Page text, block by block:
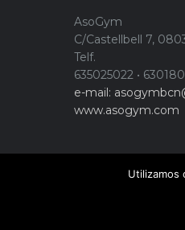
AsoGym
C/Castellbell 7,
Telf.
635025022 •
e-mail:
www.asogym.com
Utilizamos